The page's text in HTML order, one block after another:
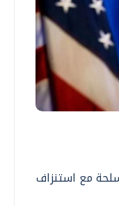
مع استنزاف